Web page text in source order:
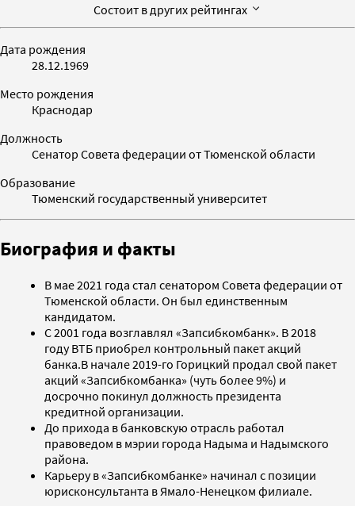
Состоит в других рейтингах
Дата рождения
28.12.1969
Место рождения
Краснодар
Должность
Сенатор Совета федерации от Тюменской области
Образование
Тюменский государственный университет
Биография и факты
В мае 2021 года стал сенатором Совета федерации от
Тюменской области. Он был единственным
кандидатом.
С 2001 года возглавлял «Запсибкомбанк». В 2018
году ВТБ приобрел контрольный пакет акций
банка.В начале 2019-го Горицкий продал свой пакет
акций «Запсибкомбанка» (чуть более 9%) и
досрочно покинул должность президента
кредитной организации.
До прихода в банковскую отрасль работал
правоведом в мэрии города Надыма и Надымского
района.
Карьеру в «Запсибкомбанке» начинал с позиции
юрисконсультанта в Ямало-Ненецком филиале.